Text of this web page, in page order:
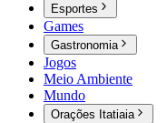
Esportes
Games
Gastronomia
Jogos
Meio Ambiente
Mundo
Orações Itatiaia